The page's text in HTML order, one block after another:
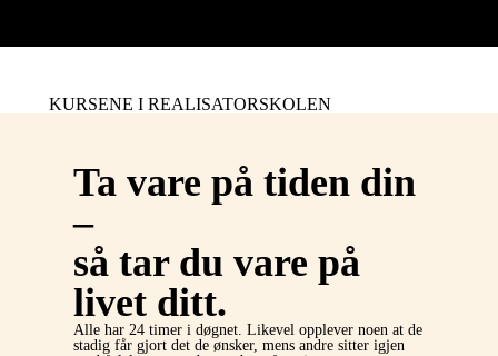
KURSENE I REALISATORSKOLEN
Ta vare på tiden din
–
så tar du vare på
livet ditt.
Alle har 24 timer i døgnet. Likevel opplever noen at de
stadig får gjort det de ønsker, mens andre sitter igjen